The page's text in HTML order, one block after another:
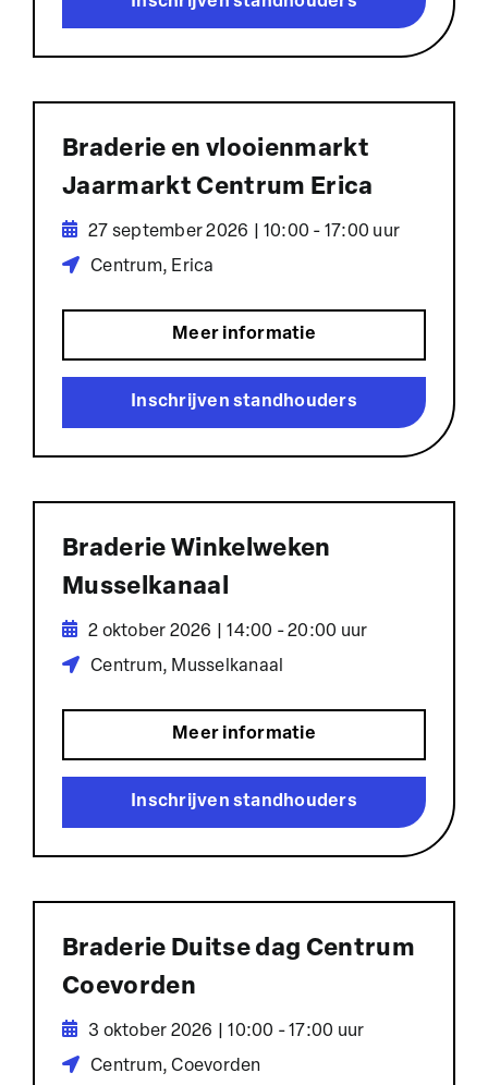
Braderie en vlooienmarkt
Jaarmarkt Centrum Erica
27 september 2026 | 10:00 - 17:00 uur
Centrum, Erica
Meer informatie
Inschrijven standhouders
Braderie Winkelweken
Musselkanaal
2 oktober 2026 | 14:00 - 20:00 uur
Centrum, Musselkanaal
Meer informatie
Inschrijven standhouders
Braderie Duitse dag Centrum
Coevorden
3 oktober 2026 | 10:00 - 17:00 uur
Centrum, Coevorden